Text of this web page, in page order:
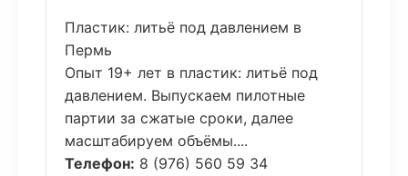
Пластик: литьё под давлением в
Пермь
Опыт 19+ лет в пластик: литьё под
давлением. Выпускаем пилотные
партии за сжатые сроки, далее
масштабируем объёмы....
Телефон: 8 (976) 560 59 34